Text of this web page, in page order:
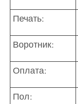
Печать:
Воротник:
Оплата:
Пол: